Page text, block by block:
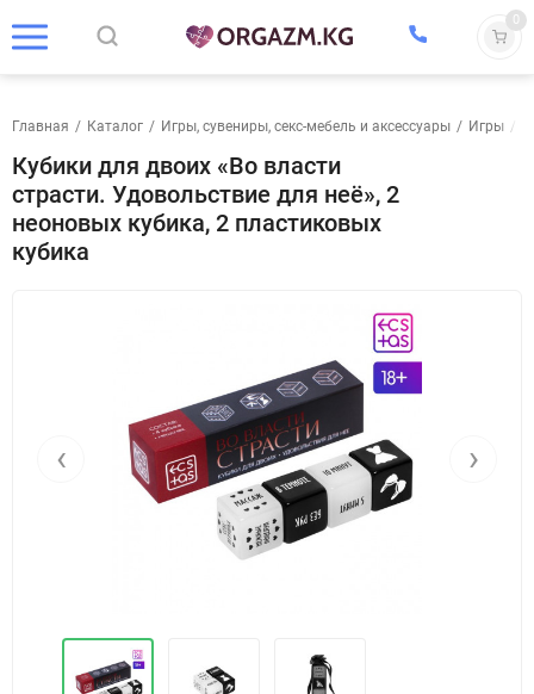
0
Главная / Каталог / Игры, сувениры, секс-мебель и аксессуары / Игры /
Кубики для двоих «Во власти
страсти. Удовольствие для неё», 2
неоновых кубика, 2 пластиковых
кубика
‹ ›